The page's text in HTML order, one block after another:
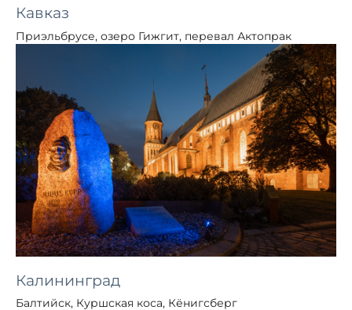
Кавказ
Приэльбрусе, озеро Гижгит, перевал Актопрак
Калининград
Балтийск, Куршская коса, Кёнигсберг